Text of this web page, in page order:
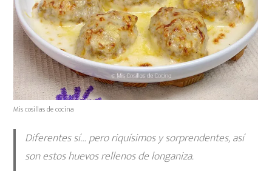
Mis cosillas de cocina
Diferentes sí… pero riquísimos y sorprendentes, así
son estos huevos rellenos de longaniza.